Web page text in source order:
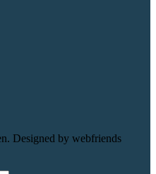
Designed by webfriends